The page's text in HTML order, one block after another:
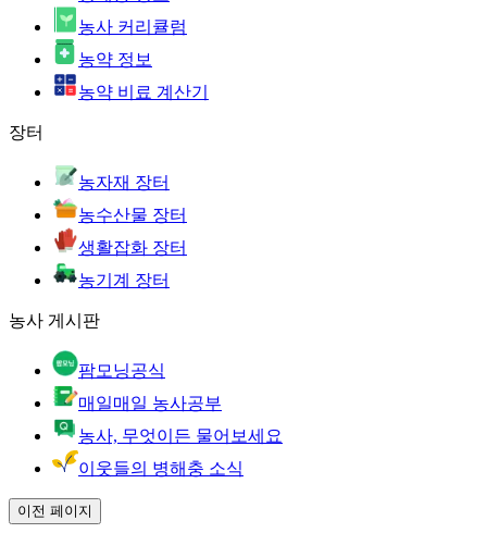
농사 커리큘럼
농약 정보
농약 비료 계산기
장터
농자재 장터
농수산물 장터
생활잡화 장터
농기계 장터
농사 게시판
팜모닝공식
매일매일 농사공부
농사, 무엇이든 물어보세요
이웃들의 병해충 소식
이전 페이지